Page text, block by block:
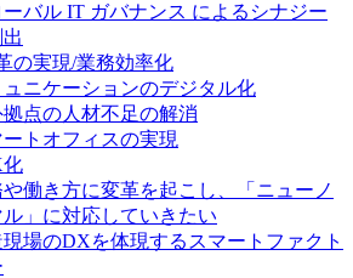
ーバル IT ガバナンス によるシナジー
の実現/業務効率化
ュニケーションのデジタル化
点の人材不足の解消
ートオフィスの実現
働き方に変革を起こし、「ニューノ
ル」に対応していきたい
場のDXを体現するスマートファクト